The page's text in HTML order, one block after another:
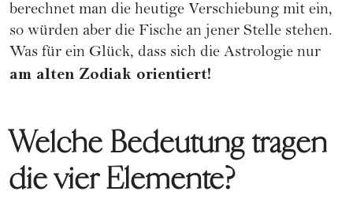
berechnet man die heutige Verschiebung mit ein,
so würden aber die Fische an jener Stelle stehen.
Was für ein Glück, dass sich die Astrologie nur
am alten Zodiak orientiert!
Welche Bedeutung tragen
die vier Elemente?